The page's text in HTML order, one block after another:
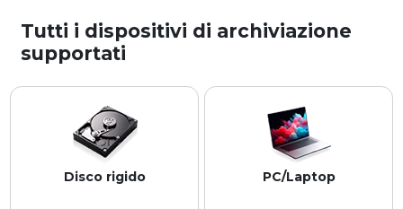
Tutti i dispositivi di archiviazione
supportati
Disco rigido PC/Laptop